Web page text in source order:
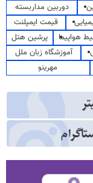
دوربین مداربسته
قیمت ایمپلنت
هواپیما
پرشین هتل
آموزشگاه زبان ملل
مهرینو